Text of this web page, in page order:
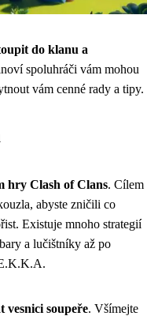
do klanu a
spoluhráči vám mohou
vám cenné rady a tipy.
hry Clash of Clans. Cílem
abyste zničili co
Existuje mnoho strategií
a lučištníky až po
vesnici soupeře. Všímejte